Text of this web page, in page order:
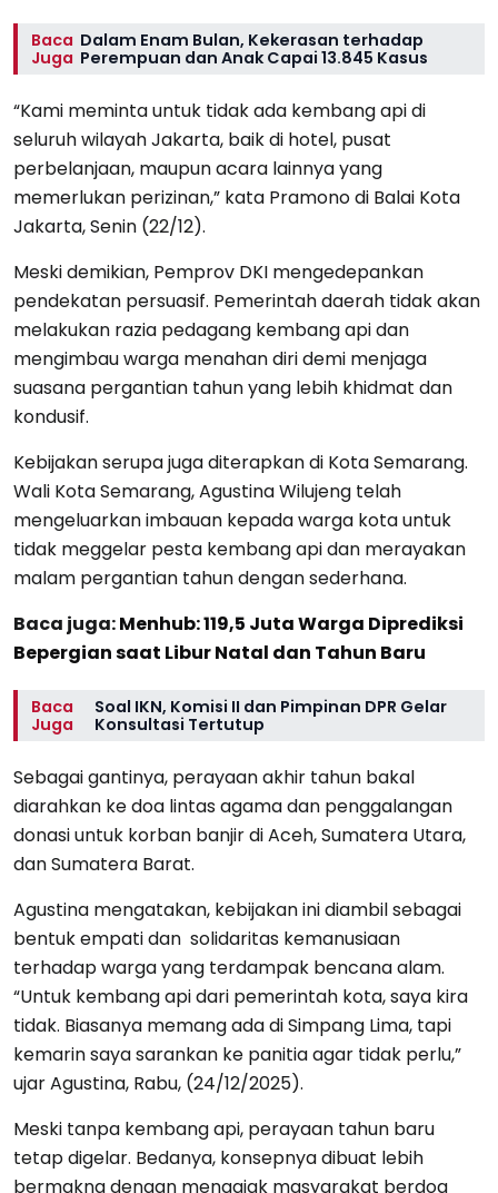
Baca
Juga
Dalam Enam Bulan, Kekerasan terhadap
Perempuan dan Anak Capai 13.845 Kasus
“Kami meminta untuk tidak ada kembang api di
seluruh wilayah Jakarta, baik di hotel, pusat
perbelanjaan, maupun acara lainnya yang
memerlukan perizinan,” kata Pramono di Balai Kota
Jakarta, Senin (22/12).
Meski demikian, Pemprov DKI mengedepankan
pendekatan persuasif. Pemerintah daerah tidak akan
melakukan razia pedagang kembang api dan
mengimbau warga menahan diri demi menjaga
suasana pergantian tahun yang lebih khidmat dan
kondusif.
Kebijakan serupa juga diterapkan di Kota Semarang.
Wali Kota Semarang, Agustina Wilujeng telah
mengeluarkan imbauan kepada warga kota untuk
tidak meggelar pesta kembang api dan merayakan
malam pergantian tahun dengan sederhana.
Baca juga:Menhub: 119,5 Juta Warga Diprediksi
Bepergian saat Libur Natal dan Tahun Baru
Baca
Juga
Soal IKN, Komisi II dan Pimpinan DPR Gelar
Konsultasi Tertutup
Sebagai gantinya, perayaan akhir tahun bakal
diarahkan ke doa lintas agama dan penggalangan
donasi untuk korban banjir di Aceh, Sumatera Utara,
dan Sumatera Barat.
Agustina mengatakan, kebijakan ini diambil sebagai
bentuk empati dan solidaritas kemanusiaan
terhadap warga yang terdampak bencana alam.
“Untuk kembang api dari pemerintah kota, saya kira
tidak. Biasanya memang ada di Simpang Lima, tapi
kemarin saya sarankan ke panitia agar tidak perlu,”
ujar Agustina, Rabu, (24/12/2025).
Meski tanpa kembang api, perayaan tahun baru
tetap digelar. Bedanya, konsepnya dibuat lebih
bermakna dengan mengajak masyarakat berdoa